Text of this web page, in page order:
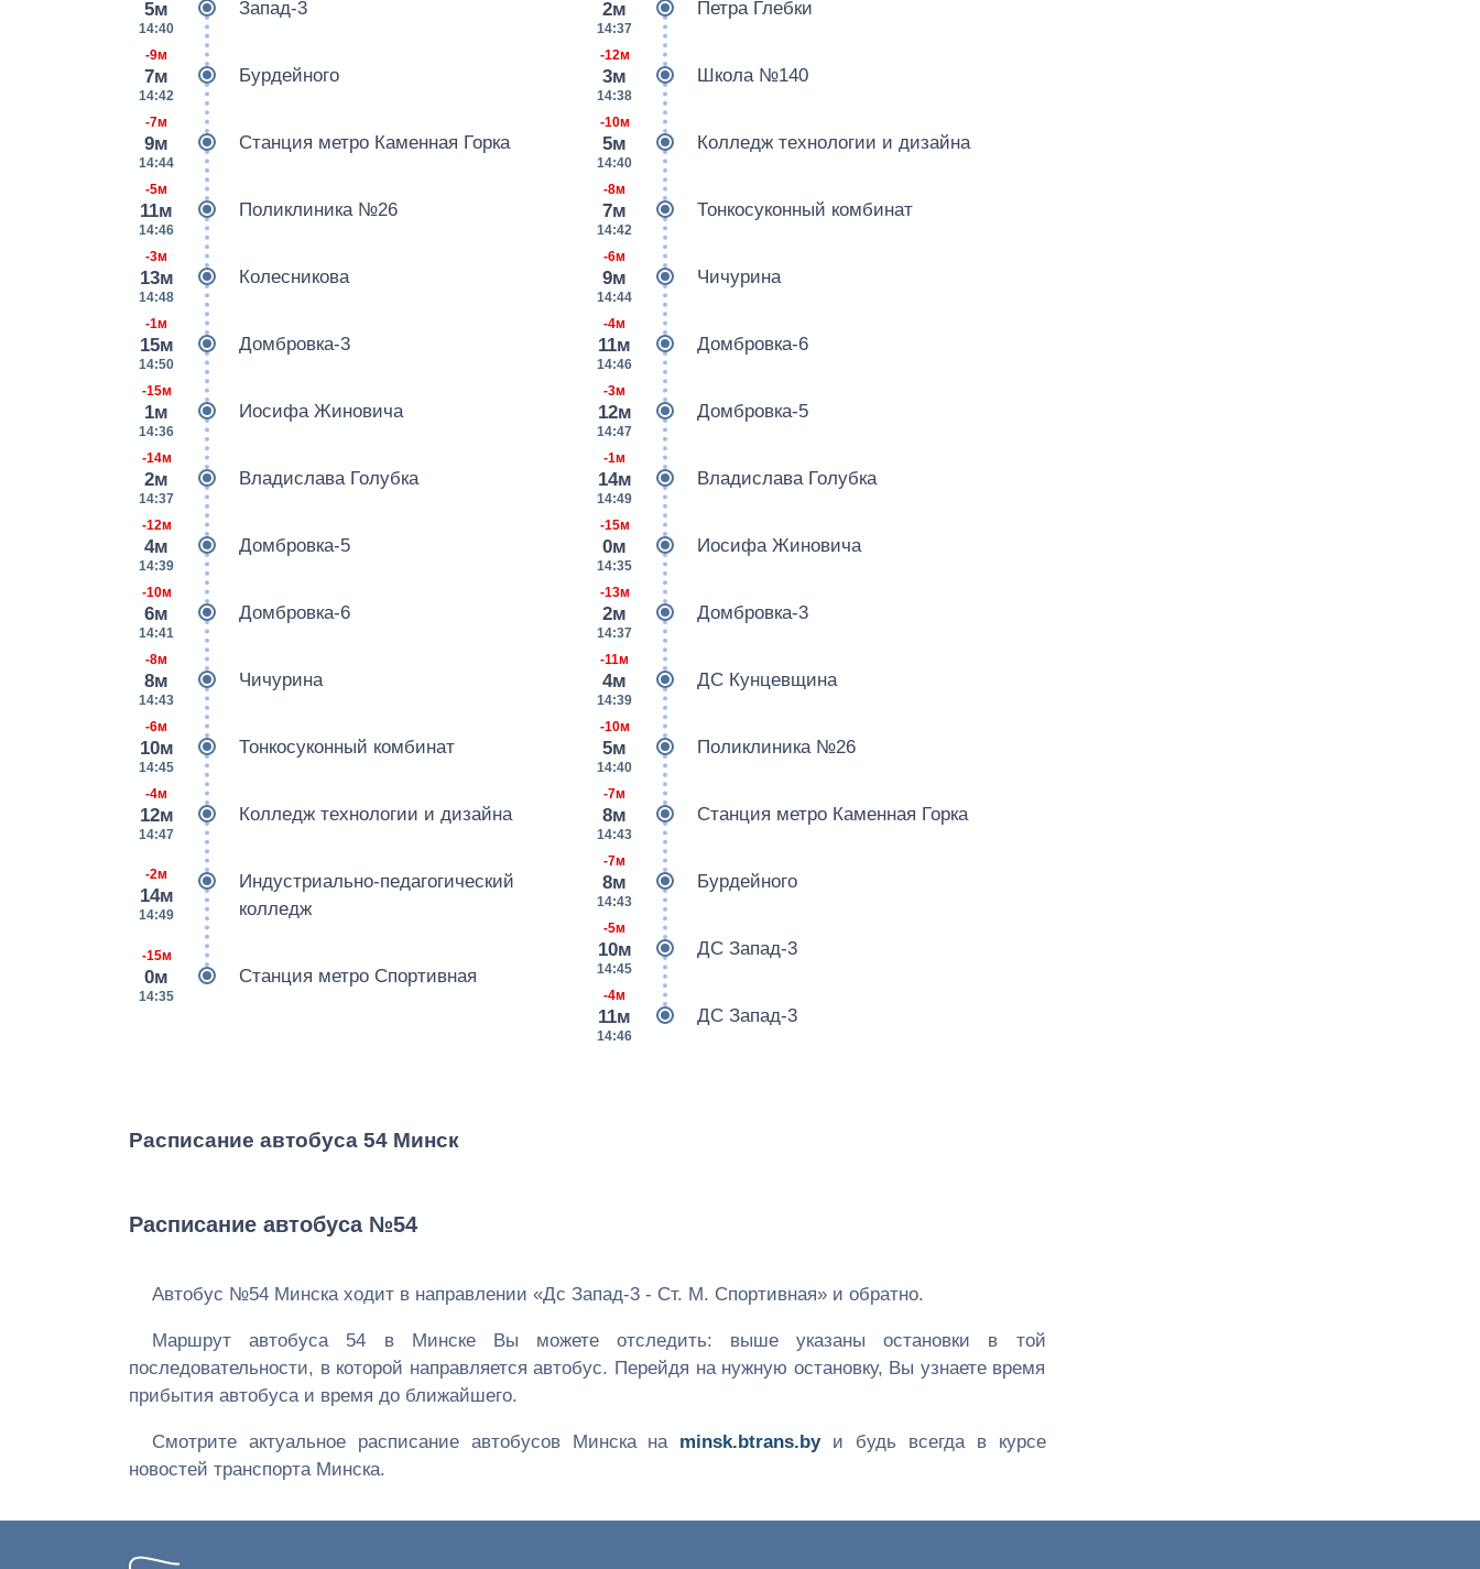
5м
14:40
Запад-3
-9м
7м
14:42
Бурдейного
-7м
9м
14:44
Станция метро Каменная Горка
-5м
11м
14:46
Поликлиника №26
-3м
13м
14:48
Колесникова
-1м
15м
14:50
Домбровка-3
-15м
1м
14:36
Иосифа Жиновича
-14м
2м
14:37
Владислава Голубка
-12м
4м
14:39
Домбровка-5
-10м
6м
14:41
Домбровка-6
-8м
8м
14:43
Чичурина
-6м
10м
14:45
Тонкосуконный комбинат
-4м
12м
14:47
Колледж технологии и дизайна
-2м
14м
14:49
Индустриально-педагогический
колледж
-15м
0м
14:35
Станция метро Спортивная
2м
14:37
Петра Глебки
-12м
3м
14:38
Школа №140
-10м
5м
14:40
Колледж технологии и дизайна
-8м
7м
14:42
Тонкосуконный комбинат
-6м
9м
14:44
Чичурина
-4м
11м
14:46
Домбровка-6
-3м
12м
14:47
Домбровка-5
-1м
14м
14:49
Владислава Голубка
-15м
0м
14:35
Иосифа Жиновича
-13м
2м
14:37
Домбровка-3
-11м
4м
14:39
ДС Кунцевщина
-10м
5м
14:40
Поликлиника №26
-7м
8м
14:43
Станция метро Каменная Горка
-7м
8м
14:43
Бурдейного
-5м
10м
14:45
ДС Запад-3
-4м
11м
14:46
ДС Запад-3
Расписание автобуса 54 Минск
Расписание автобуса №54
Автобус №54 Минска ходит в направлении «Дс Запад-3 - Ст. М. Спортивная» и обратно.
Маршрут автобуса 54 в Минске Вы можете отследить: выше указаны остановки в той
последовательности, в которой направляется автобус. Перейдя на нужную остановку, Вы узнаете время
прибытия автобуса и время до ближайшего.
Смотрите актуальное расписание автобусов Минска на minsk.btrans.byи будь всегда в курсе
новостей транспорта Минска.